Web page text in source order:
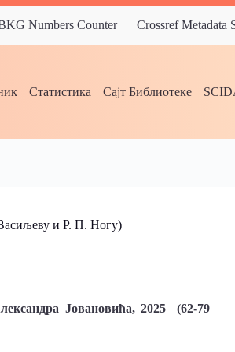
Numbers Counter Crossref Metadata
Статистика Сајт Библиотеке
и Р. П. Ногу)
Јовановићa, 2025 (62-79